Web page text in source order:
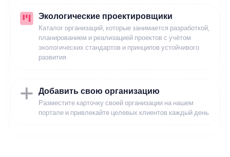
Экологические проектировщики
Каталог организаций, которые занимается разработкой,
планированием и реализацией проектов с учётом
экологических стандартов и принципов устойчивого
развития
Добавить свою организацию
Разместите карточку своей организации на нашем
портале и привлекайте целевых клиентов каждый день